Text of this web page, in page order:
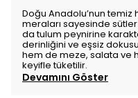
Doğu Anadolu’nun temiz
meraları sayesinde
da tulum peynirine
derinliğini ve eşsiz
hem de meze, salata ve
keyifle tüketilir.
Devamını Göster